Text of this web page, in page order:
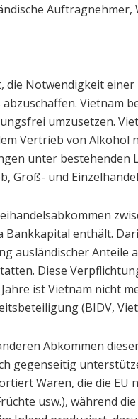
die Notwendigkeit
Vietnam
umzusetzen.
Vertrieb von Alkohol
unter bestehenden
Groß- und
enthält.
ausländischer Anteile
Diese
ist Vietnam nicht
(BIDV,
Abkommen
gegenseitig
Waren, die die EU
usw.), während